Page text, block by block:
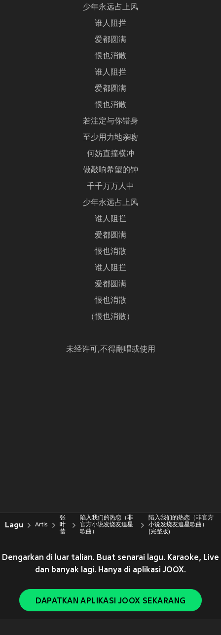
少年永远占上风
谁人阻拦
爱都圆满
恨也消散
谁人阻拦
爱都圆满
恨也消散
若注定与你错身
至少用力地亲吻
何妨直撞横冲
做敲响希望的钟
千千万万人中
少年永远占上风
谁人阻拦
爱都圆满
恨也消散
谁人阻拦
爱都圆满
恨也消散
（恨也消散）
未经许可,不得翻唱或使用
Lagu Artis
张
叶
蕾
陷入我们的热恋（非
官方小说发烧友追星
歌曲）
陷入我们的热恋（非官方
小说发烧友追星歌曲）
(完整版)
Dengarkan di luar talian. Buat senarai lagu. Karaoke, Live
dan banyak lagi. Hanya di aplikasi JOOX.
DAPATKAN APLIKASI JOOX SEKARANG